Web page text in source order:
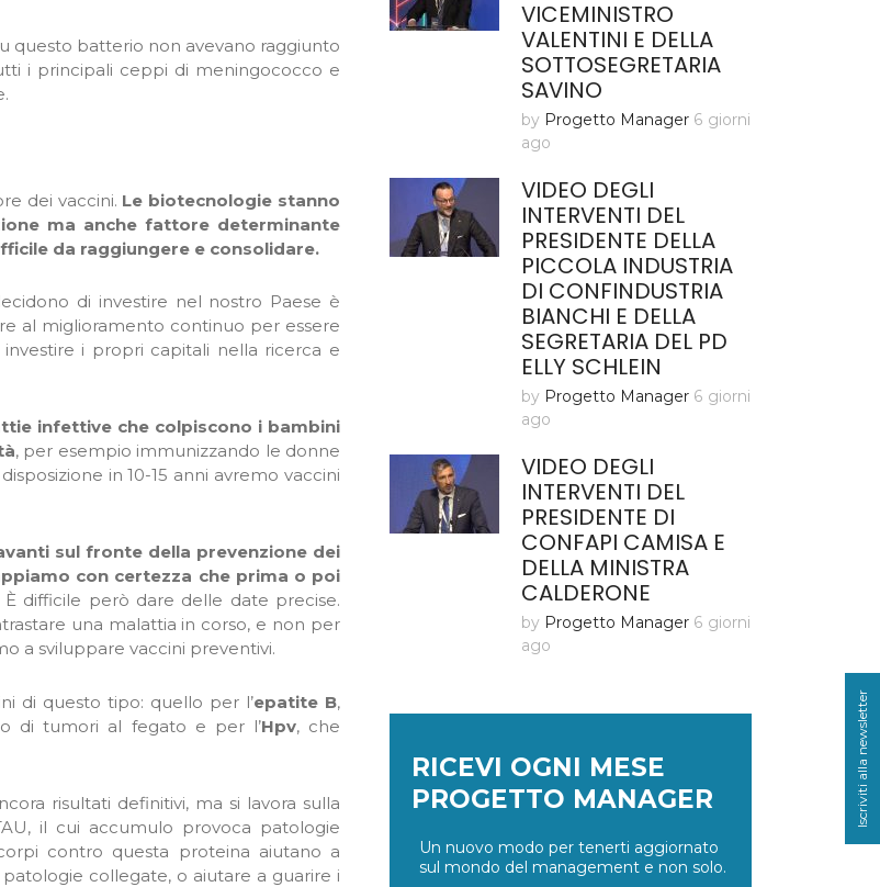
questo batterio non avevano raggiunto
i principali ceppi di meningococco e
dei vaccini. Le biotecnologie stanno
ma anche fattore determinante
da raggiungere e consolidare.
di investire nel nostro Paese è
al miglioramento continuo per essere
i propri capitali nella ricerca e
infettive che colpiscono i bambini
, per esempio immunizzando le donne
in 10-15 anni avremo vaccini
sul fronte della prevenzione dei
con certezza che prima o poi
È difficile però dare delle date precise.
una malattia in corso, e non per
a sviluppare vaccini preventivi.
di questo tipo: quello per l’epatite B,
di tumori al fegato e per l’Hpv, che
risultati definitivi, ma si lavora sulla
il cui accumulo provoca patologie
contro questa proteina aiutano a
collegate, o aiutare a guarire i
VICEMINISTRO
VALENTINI E DELLA
SOTTOSEGRETARIA
SAVINO
by Progetto Manager 6 giorni
ago
VIDEO DEGLI
INTERVENTI DEL
PRESIDENTE DELLA
PICCOLA INDUSTRIA
DI CONFINDUSTRIA
BIANCHI E DELLA
SEGRETARIA DEL PD
ELLY SCHLEIN
by Progetto Manager 6 giorni
ago
VIDEO DEGLI
INTERVENTI DEL
PRESIDENTE DI
CONFAPI CAMISA E
DELLA MINISTRA
CALDERONE
by Progetto Manager 6 giorni
ago
RICEVI OGNI MESE
PROGETTO MANAGER
Un nuovo modo per tenerti aggiornato
sul mondo del management e non solo.
Iscriviti alla newsletter